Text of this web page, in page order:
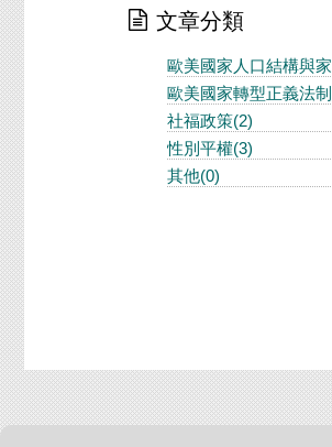
文章分類
歐美國家人口結構與
歐美國家轉型正義法
社福政策(2)
性別平權(3)
其他(0)